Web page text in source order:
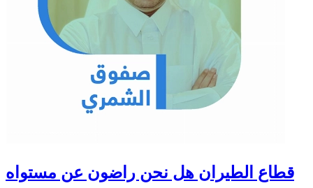
قطاع الطيران هل نحن راضون عن مستواه